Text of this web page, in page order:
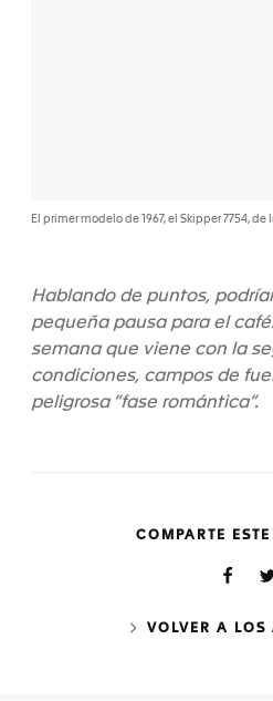
El primer modelo de 1967, el Skipper 7754,
Hablando de puntos,
pequeña pausa para el
semana que viene con la
condiciones, campos de
peligrosa “fase romántica”.
COMPARTE
VOLVER A LOS